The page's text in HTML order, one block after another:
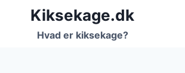
FortsætKiksekage.dk
Hvad er kiksekage?